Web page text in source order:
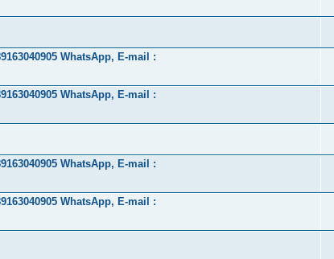
WhatsApp, E-mail :
WhatsApp, E-mail :
WhatsApp, E-mail :
WhatsApp, E-mail :